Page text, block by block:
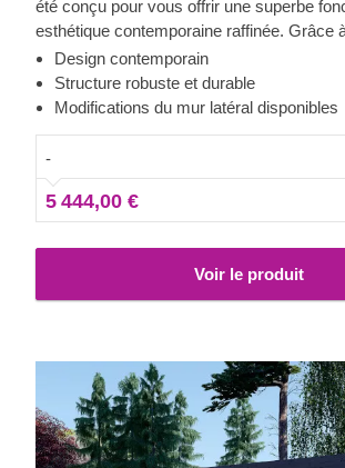
été conçu pour vous offrir une superbe
esthétique contemporaine raffinée. Grâce
moderne et élégante, son design sublime et
contemporain, ce magnifique carport
un ajout précieux à votre espace extérieur.
correspondant le mieux à vos besoins.
Design contemporain
Structure robuste et durable
Modifications du mur latéral disponibles
-
5 444,00 €
Voir le produit